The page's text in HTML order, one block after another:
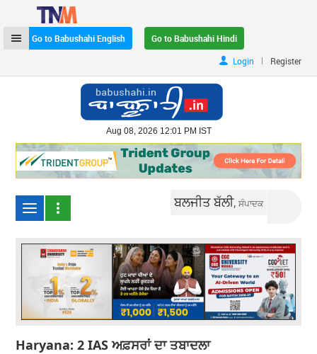
Go to Babushahi English
Go to Babushahi Hindi
Login
| Register
Aug 08, 2026 12:01 PM IST
ਬਲਜੀਤ ਬੱਲੀ,ਸੰਪਾਦਕ
Haryana: 2 IAS ਅਫ਼ਸਰਾਂ ਦਾ ਤਬਾਦਲਾ